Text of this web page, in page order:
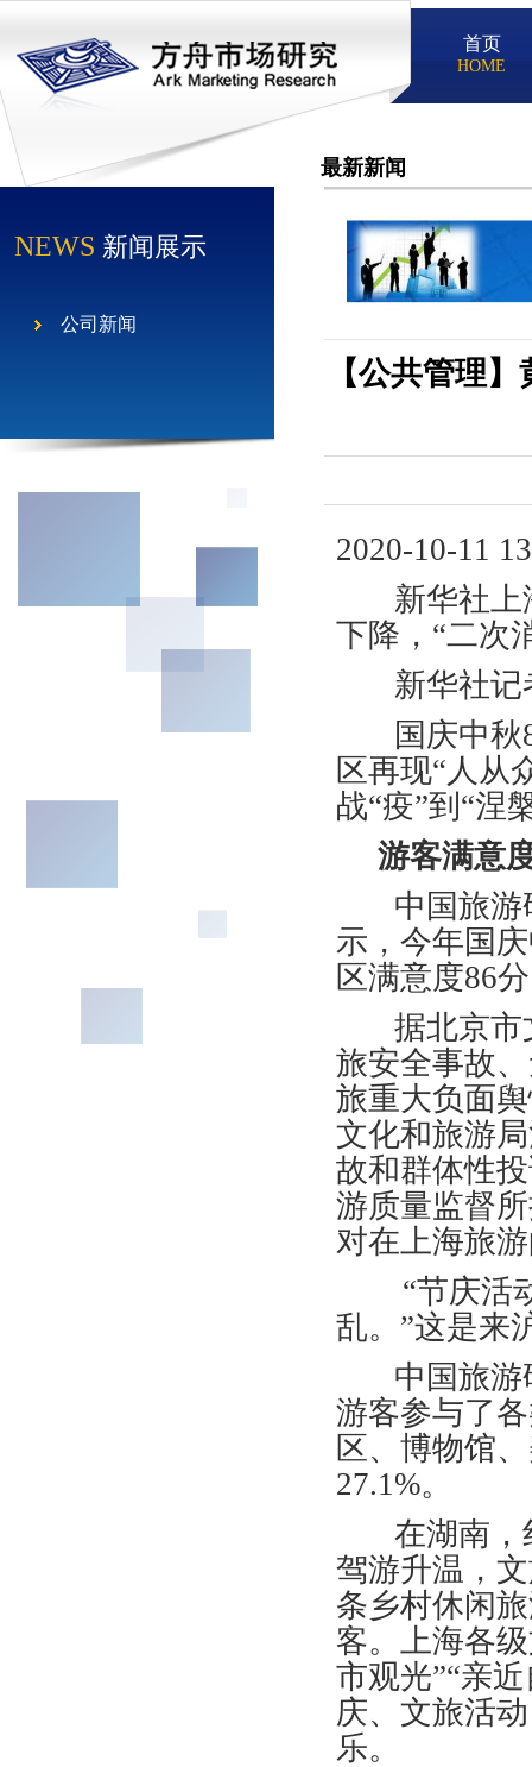
首页
HOME
最新新闻
NEWS 新闻展示
公司新闻
【公共管理
2020-10-11
新华社上
下降，“二次
新华社记
国庆中秋8
区再现“人从
战“疫”到“涅
游客满意度
中国旅游
示，今年国
区满意度86
据北京市文
旅安全事故
旅重大负面
文化和旅游
故和群体性
游质量监督
对在上海旅
“节庆活动
乱。”这是来
中国旅游
游客参与了
区、博物馆
27.1%。
在湖南，
驾游升温，
条乡村休闲
客。上海各
市观光”“亲
庆、文旅活
乐。